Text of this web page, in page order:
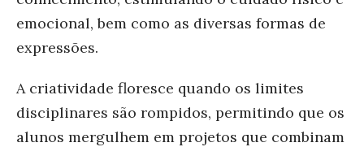
emocional, bem como as diversas formas de
expressões.
A criatividade floresce quando os limites
disciplinares são rompidos, permitindo que os
alunos mergulhem em projetos que combinam